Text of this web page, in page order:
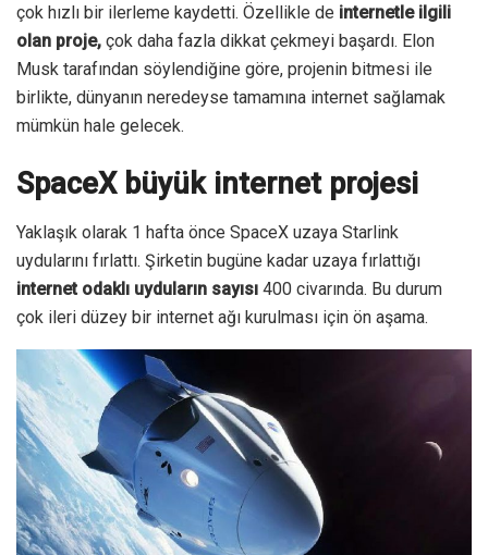
çok hızlı bir ilerleme kaydetti. Özellikle de internetle ilgili
olan proje, çok daha fazla dikkat çekmeyi başardı. Elon
Musk tarafından söylendiğine göre, projenin bitmesi ile
birlikte, dünyanın neredeyse tamamına internet sağlamak
mümkün hale gelecek.
SpaceX büyük internet projesi
Yaklaşık olarak 1 hafta önce SpaceX uzaya Starlink
uydularını fırlattı. Şirketin bugüne kadar uzaya fırlattığı
internet odaklı uyduların sayısı 400 civarında. Bu durum
çok ileri düzey bir internet ağı kurulması için ön aşama.